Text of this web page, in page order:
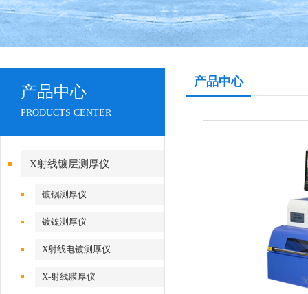
产品中心
PRODUCTS CENTER
X射线镀层测厚仪
镀锡测厚仪
镀镍测厚仪
X射线电镀测厚仪
X-射线膜厚仪
产品中心